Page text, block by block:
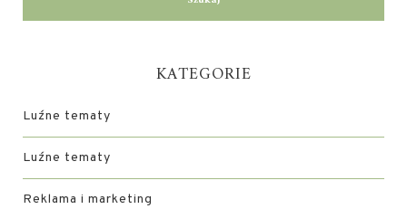
KATEGORIE
Luźne tematy
Luźne tematy
Reklama i marketing